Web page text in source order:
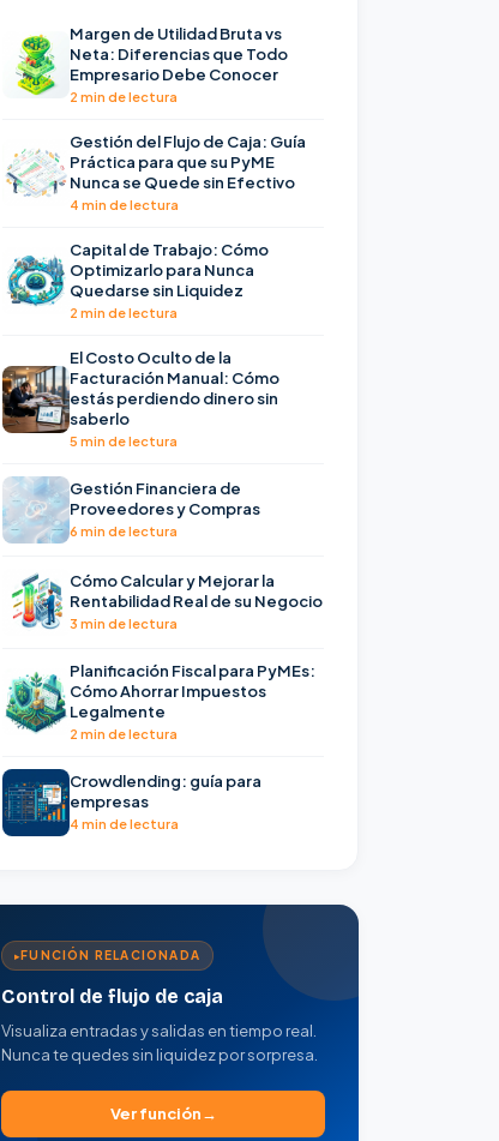
Margen de Utilidad Bruta vs
Neta: Diferencias que Todo
Empresario Debe Conocer
2 min de lectura
Gestión del Flujo de Caja: Guía
Práctica para que su PyME
Nunca se Quede sin Efectivo
4 min de lectura
Capital de Trabajo: Cómo
Optimizarlo para Nunca
Quedarse sin Liquidez
2 min de lectura
El Costo Oculto de la
Facturación Manual: Cómo
estás perdiendo dinero sin
saberlo
5 min de lectura
Gestión Financiera de
Proveedores y Compras
6 min de lectura
Cómo Calcular y Mejorar la
Rentabilidad Real de su Negocio
3 min de lectura
Planificación Fiscal para PyMEs:
Cómo Ahorrar Impuestos
Legalmente
2 min de lectura
Crowdlending: guía para
empresas
4 min de lectura
FUNCIÓN RELACIONADA
Control de flujo de caja
Visualiza entradas y salidas en tiempo real.
Nunca te quedes sin liquidez por sorpresa.
Ver función